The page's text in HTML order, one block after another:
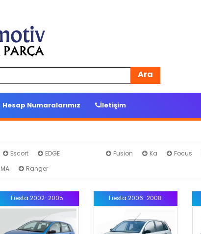
Ara
Hesap Numaralarımız İletişim
Escort EDGE Fusion Ka Focus
Ranger
Fiesta 2002-2005 Fiesta 2006-2008